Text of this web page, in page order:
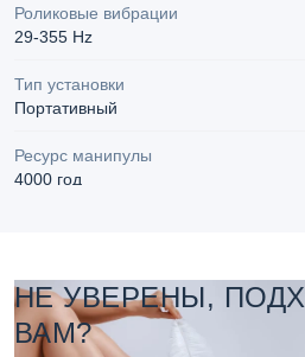
Роликовые вибрации
29-355 Hz
Тип установки
Портативный
Ресурс манипулы
4000 год
Количество ручек
2
НЕ УВЕРЕНЫ,
ВАМ?